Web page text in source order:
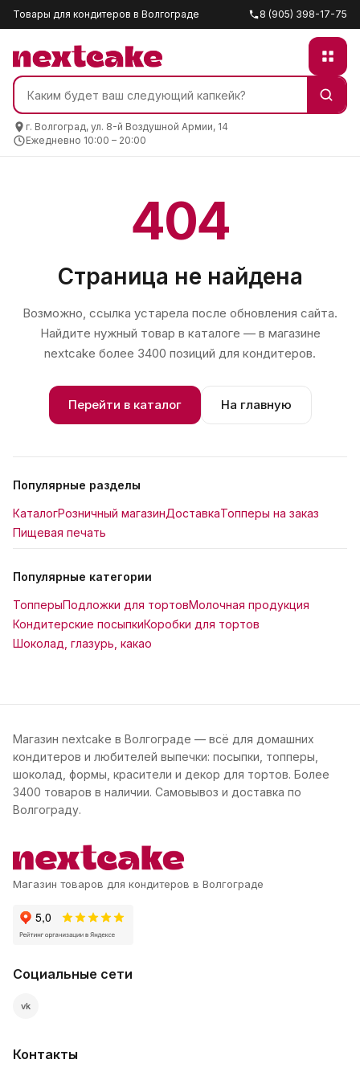
Товары для кондитеров в Волгограде 8 (905) 398-17-75
г. Волгоград, ул. 8-й Воздушной Армии, 14
Ежедневно 10:00 – 20:00
404
Страница не найдена
Возможно, ссылка устарела после обновления сайта.
Найдите нужный товар в каталоге — в магазине
nextcake более 3400 позиций для кондитеров.
Перейти в каталог На главную
Популярные разделы
КаталогРозничный магазинДоставкаТопперы на заказ
Пищевая печать
Популярные категории
ТопперыПодложки для тортовМолочная продукция
Кондитерские посыпкиКоробки для тортов
Шоколад, глазурь, какао
Магазин nextcake в Волгограде — всё для домашних
кондитеров и любителей выпечки: посыпки, топперы,
шоколад, формы, красители и декор для тортов. Более
3400 товаров в наличии. Самовывоз и доставка по
Волгограду.
Магазин товаров для кондитеров в Волгограде
Социальные сети
vk
Контакты